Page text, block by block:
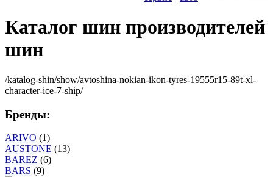
Каталог шин производителей
шин
/katalog-shin/show/avtoshina-nokian-ikon-tyres-19555r15-89t-xl-
character-ice-7-ship/
Бренды:
ARIVO (1)
AUSTONE (13)
BAREZ (6)
BARS (9)